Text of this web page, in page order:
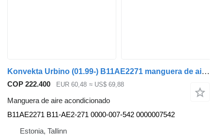
Konvekta Urbino (01.99-) B11AE2271 manguera de aire acondicionado para Solaris Urbino, Alpino, Vacanza (1999-) autobús
COP 222.400 EUR 60,48 ≈ US$ 69,88
Manguera de aire acondicionado
B11AE2271 B11-AE2-271 0000-007-542 0000007542
Estonia, Tallinn